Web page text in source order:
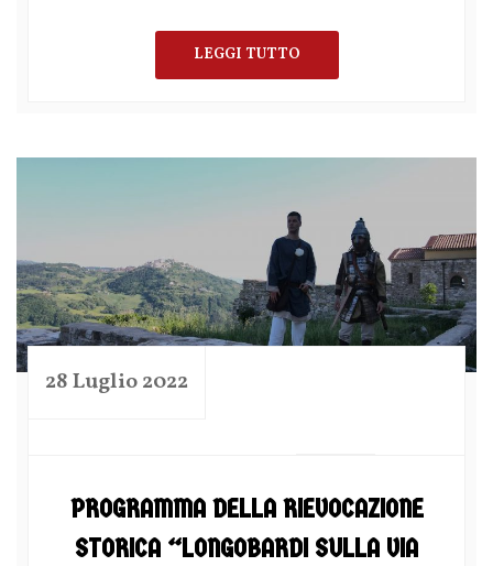
LEGGI TUTTO
28 Luglio 2022
PROGRAMMA DELLA RIEVOCAZIONE
STORICA “LONGOBARDI SULLA VIA